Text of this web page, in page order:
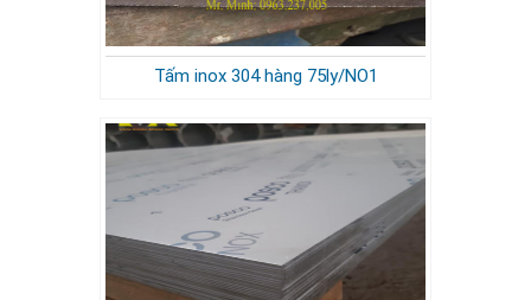
Tấm inox 304 hàng 75ly/NO1